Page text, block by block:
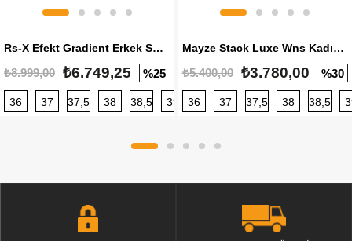
Rs-X Efekt Gradient Erkek Sneaker
₺8.999,00 ₺6.749,25 %25
36 37 37,5 38 38,5 39 40 40,5 41 42 42,5
Mayze Stack Luxe Wns Kadın Sneaker
₺5.400,00 ₺3.780,00 %30
36 37 37,5 38 38,5